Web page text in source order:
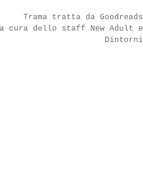
Trama tratta da Goodreads
a cura dello staff New Adult e
Dintorni